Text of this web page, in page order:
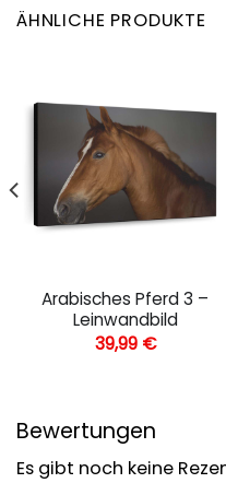
ÄHNLICHE PRODUKTE
Arabisches Pferd 3 –
Leinwandbild
39,99 €
Bewertungen
Es gibt noch keine